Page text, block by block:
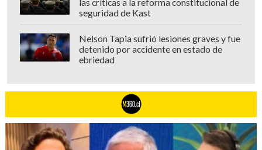
las críticas a la reforma constitucional de
seguridad de Kast
Nelson Tapia sufrió lesiones graves y fue
detenido por accidente en estado de
ebriedad